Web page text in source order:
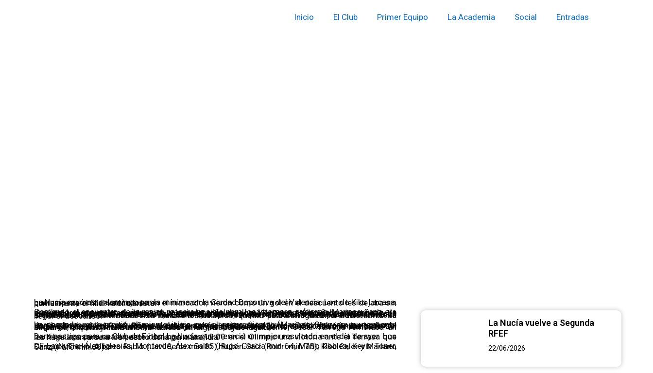
Inicio
El Club Primer Equipo La Academia Social Entradas
La Nucía cayó este domingo por la mínima en la Ciudad Deportiva del Valencia. Los de Kiko Lacasa, que empezaron adelantándose en el marcador, vieron como un gol en el descuento les dejaba sin puntuar ante el filial valencianista.
Comenzó el encuentro de la mejor manera posible para los intereses nucieros. Mariano Sanz era derribado al entrar en el área y el colegiado señalaba los 11 metros. Álex Salto, encargado de ejecutar la pena máxima, engañaba al cancerbero y colocaba el 0 a 1 en el Antonio Puchades. Le duró poco la alegría al cuadro rojillo. Apenas 3 minutos después Diego Moreno cazaba un balón en la frontal para cruzar el esférico e igualar la contienda. Respondería de nuevo La Nucía con un mano a mano de Joan Monterde que estrellaba contra el portero local. Y 3 minutos más tarde el árbitro veía un penalti dudoso de Álex Salto que aprovechaba Pablo Gonzálbez para darle la vuelta al marcador. La remontada hizo daño a los nucieros, que no pudieron igualar el duelo antes de llegar al descanso.
La segunda parte repitió el mismo inicio que el primer tiempo. Mariano Sanz era nuevamente derribado en el área pequeña y el árbitro volvía a pitar penalti. Álex Salto volvería a engañar al portero haciendo el 2 a 2. Pocas ocasiones tras el tanto de La Nucía, que disfrutó en las botas de Hugo García, juvenil que ocupaba el sitio del lesionado Álex Salto, de la ocasión más clara del segundo tiempo con un remate a bocajarro que desviaba el portero del Valencia Mestalla. Sin embargo, y cuando el duelo ya estaba en el tiempo de descuento, César Tarrega remataba un saque de esquina y daba la victoria a los de Miguel Ángel Ángulo.
Duro castigo para un Club de Fútbol La Nucía que mereció un mejor resultado en el día de ayer. Los de Kiko Lacasa buscarán este domingo a las 12:00 en el Olímpic una victoria ante el Terrasa que les haga acercarse a los puesto de la permanencia.
CF La Nucía: Álex Iglesias, Monterde, Álex Salto (Hugo García min 64, Mario Robles, Kevin Toner, Dasquet, Eneko, Alberto Rubio (Javi Serra min 85), Rubén Saiz (Rodri min 75), Kiko Caler y Mariano Sanz (Fofo min 85).
La Nucía vuelve a Segunda
RFEF
22/06/2026